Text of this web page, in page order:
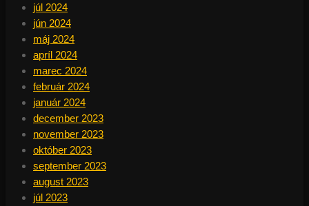
júl 2024
jún 2024
máj 2024
apríl 2024
marec 2024
február 2024
január 2024
december 2023
november 2023
október 2023
september 2023
august 2023
júl 2023